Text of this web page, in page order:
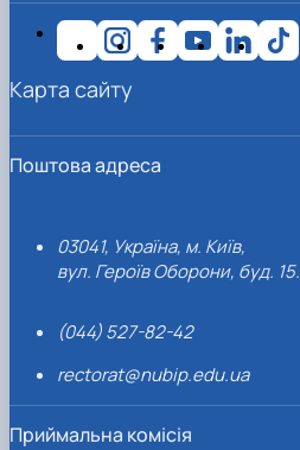
Поштова адреса
03041, Україна, м. Київ,
вул. Героїв Оборони, буд. 15.
(044) 527-82-42
rectorat@nubip.edu.ua
Приймальна комісія
Карта сайту